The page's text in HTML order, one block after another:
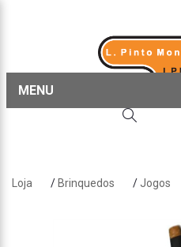
MENU
Sobre nós
Loja / Brinquedos / Jogos